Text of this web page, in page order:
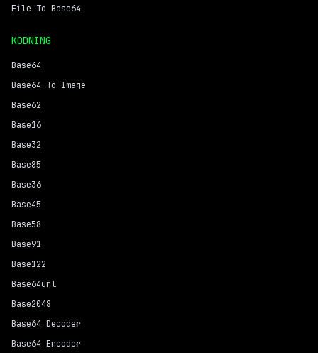
File To Base64
KODNING
Base64
Base64 To Image
Base62
Base16
Base32
Base85
Base36
Base45
Base58
Base91
Base122
Base64url
Base2048
Base64 Decoder
Base64 Encoder